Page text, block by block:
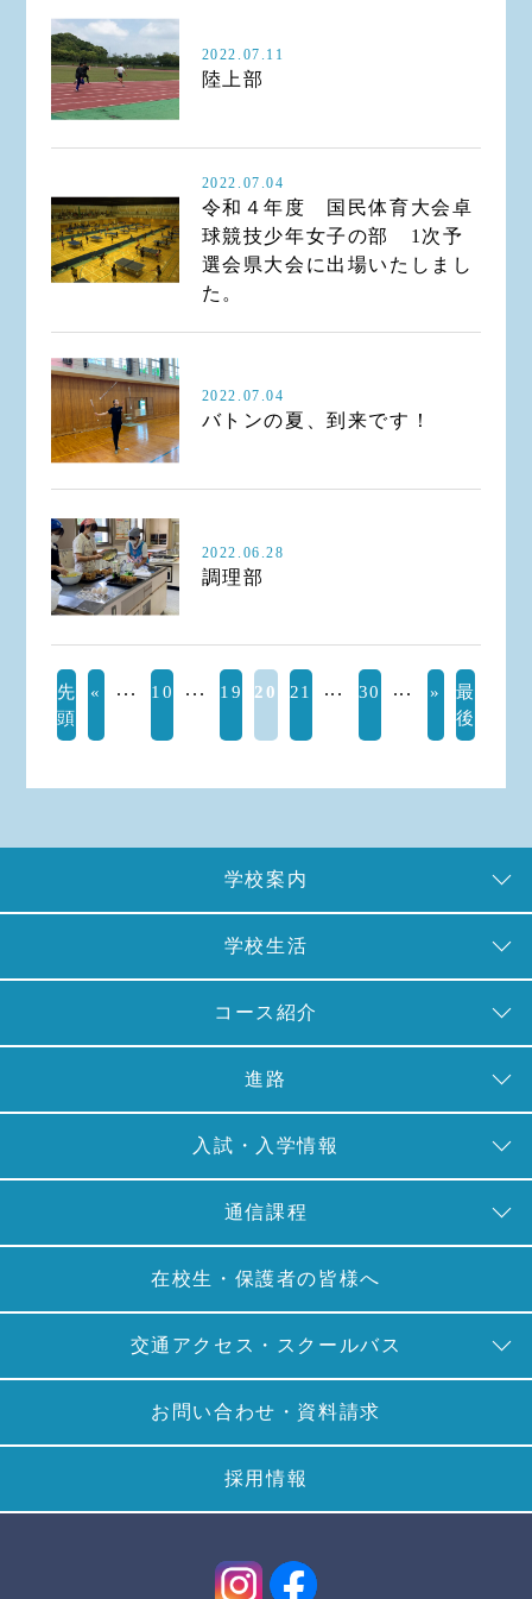
2022.07.11
陸上部
2022.07.04
令和４年度 国民体育大会卓
球競技少年女子の部 1次予
選会県大会に出場いたしまし
た。
2022.07.04
バトンの夏、到来です！
2022.06.28
調理部
先
頭
« ... 10 ... 19 20 21 ... 30 ... »
最
後
学校案内
学校生活
コース紹介
進路
入試・入学情報
通信課程
在校生・保護者の皆様へ
交通アクセス・スクールバス
お問い合わせ・資料請求
採用情報